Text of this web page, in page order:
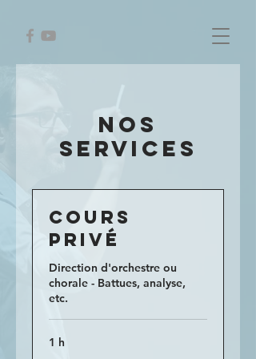
Nos
services
Cours
privé
Direction d'orchestre ou
chorale - Battues, analyse,
etc.
1 h